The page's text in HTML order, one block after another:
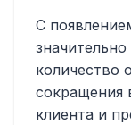
С
количество
сокращения
клиента и